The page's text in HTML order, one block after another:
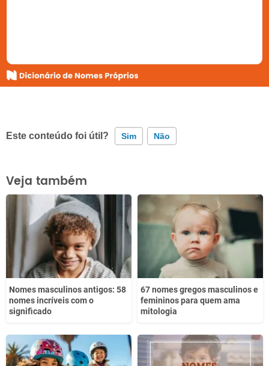
Este conteúdo foi útil? Sim Não
Este conteúdo contém informação incorreta
Este conteúdo não tem a informação que procuro
Outro
Veja também
Nomes masculinos antigos: 58
nomes incríveis com o
significado
67 nomes gregos masculinos e
femininos para quem ama
mitologia